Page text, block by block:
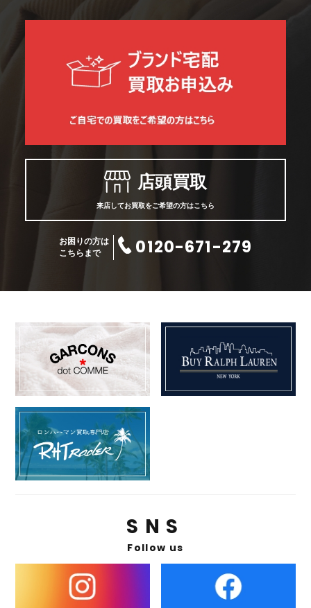
店頭買取
来店してお買取をご希望の方はこちら
お困りの方は
こちらまで
0120-671-279
SNS
Follow us